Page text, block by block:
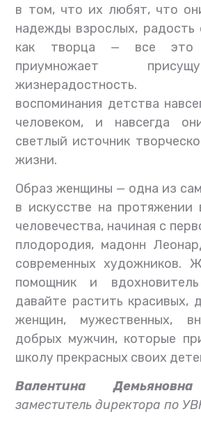
в том, что их любят, что
надежды взрослых, радость
как творца — все это
приумножает
жизнерадостность.
воспоминания детства
человеком, и навсегда
светлый источник
жизни.
Образ женщины — одна из
в искусстве на протяжении
человечества, начиная с
плодородия, мадонн
современных художников.
помощник и
давайте растить красивых,
женщин, мужественных,
добрых мужчин, которые
школу прекрасных своих
Валентина
заместитель директора по